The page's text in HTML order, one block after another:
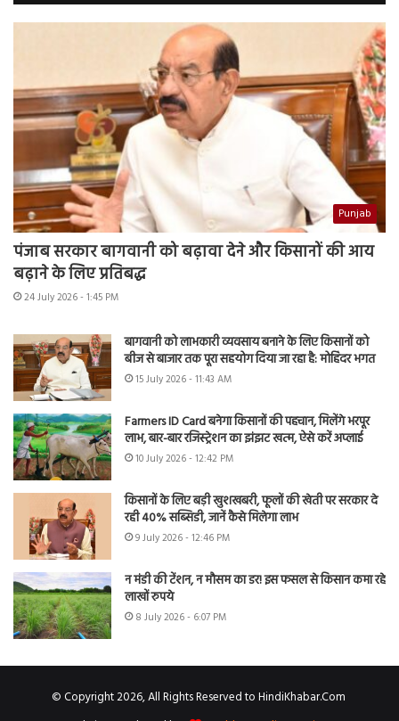
Punjab
पंजाब सरकार बागवानी को बढ़ावा देने और किसानों की आय
बढ़ाने के लिए प्रतिबद्ध
24 July 2026 - 1:45 PM
बागवानी को लाभकारी व्यवसाय बनाने के लिए किसानों को
बीज से बाजार तक पूरा सहयोग दिया जा रहा है: मोहिंदर भगत
15 July 2026 - 11:43 AM
Farmers ID Card बनेगा किसानों की पहचान, मिलेंगे भरपूर
लाभ, बार-बार रजिस्ट्रेशन का झंझट खत्म, ऐसे करें अप्लाई
10 July 2026 - 12:42 PM
किसानों के लिए बड़ी खुशखबरी, फूलों की खेती पर सरकार दे
रही 40% सब्सिडी, जानें कैसे मिलेगा लाभ
9 July 2026 - 12:46 PM
न मंडी की टेंशन, न मौसम का डर! इस फसल से किसान कमा रहे
लाखों रुपये
8 July 2026 - 6:07 PM
© Copyright 2026, All Rights Reserved to HindiKhabar.Com